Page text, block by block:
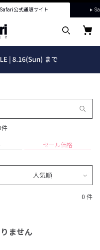
Safari公式通販サイト
件
セール価格
人気順
0 件
ません